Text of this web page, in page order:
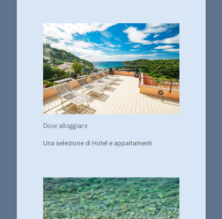
Dove alloggiare
Una selezione di Hotel e appartamenti